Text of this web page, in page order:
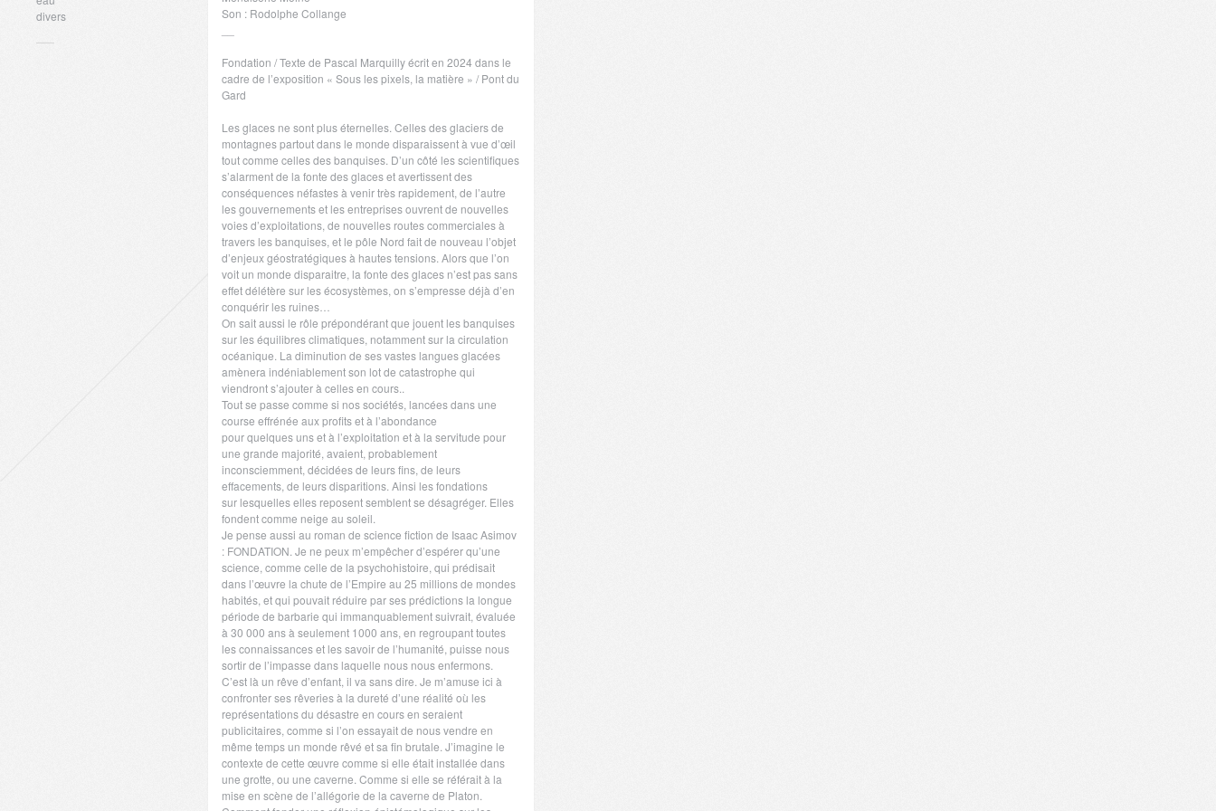
divers
Son : Rodolphe Collange
Fondation / Texte de Pascal Marquilly écrit en 2024 dans le
cadre de l’exposition « Sous les pixels, la matière » / Pont du
Gard
Les glaces ne sont plus éternelles. Celles des glaciers de
montagnes partout dans le monde disparaissent à vue d’œil
tout comme celles des banquises. D’un côté les scientifiques
s’alarment de la fonte des glaces et avertissent des
conséquences néfastes à venir très rapidement, de l’autre
les gouvernements et les entreprises ouvrent de nouvelles
voies d’exploitations, de nouvelles routes commerciales à
travers les banquises, et le pôle Nord fait de nouveau l’objet
d’enjeux géostratégiques à hautes tensions. Alors que l’on
voit un monde disparaitre, la fonte des glaces n’est pas sans
effet délétère sur les écosystèmes, on s’empresse déjà d’en
conquérir les ruines…
On sait aussi le rôle prépondérant que jouent les banquises
sur les équilibres climatiques, notamment sur la circulation
océanique. La diminution de ses vastes langues glacées
amènera indéniablement son lot de catastrophe qui
viendront s’ajouter à celles en cours..
Tout se passe comme si nos sociétés, lancées dans une
course effrénée aux profits et à l’abondance
pour quelques uns et à l’exploitation et à la servitude pour
une grande majorité, avaient, probablement
inconsciemment, décidées de leurs fins, de leurs
effacements, de leurs disparitions. Ainsi les fondations
sur lesquelles elles reposent semblent se désagréger. Elles
fondent comme neige au soleil.
Je pense aussi au roman de science fiction de Isaac Asimov
: FONDATION. Je ne peux m’empêcher d’espérer qu’une
science, comme celle de la psychohistoire, qui prédisait
dans l’œuvre la chute de l’Empire au 25 millions de mondes
habités, et qui pouvait réduire par ses prédictions la longue
période de barbarie qui immanquablement suivrait, évaluée
à 30 000 ans à seulement 1000 ans, en regroupant toutes
les connaissances et les savoir de l’humanité, puisse nous
sortir de l’impasse dans laquelle nous nous enfermons.
C’est là un rêve d’enfant, il va sans dire. Je m’amuse ici à
confronter ses rêveries à la dureté d’une réalité où les
représentations du désastre en cours en seraient
publicitaires, comme si l’on essayait de nous vendre en
même temps un monde rêvé et sa fin brutale. J’imagine le
contexte de cette œuvre comme si elle était installée dans
une grotte, ou une caverne. Comme si elle se référait à la
mise en scène de l’allégorie de la caverne de Platon.